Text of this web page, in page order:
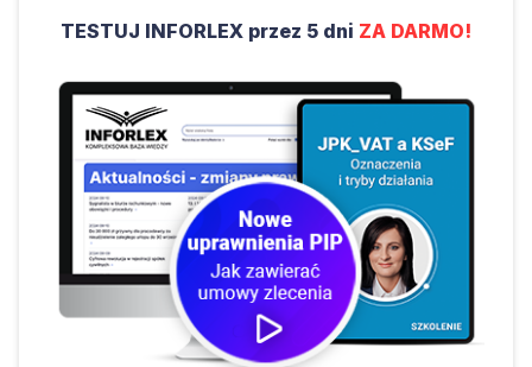
TESTUJ INFORLEX przez 5 dni ZA DARMO!